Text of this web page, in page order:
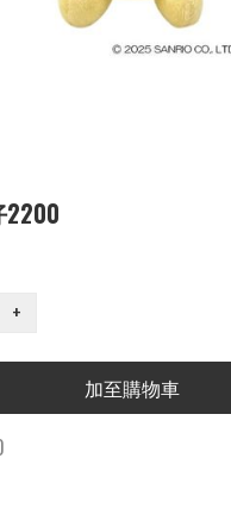
2200
+
加至購物車